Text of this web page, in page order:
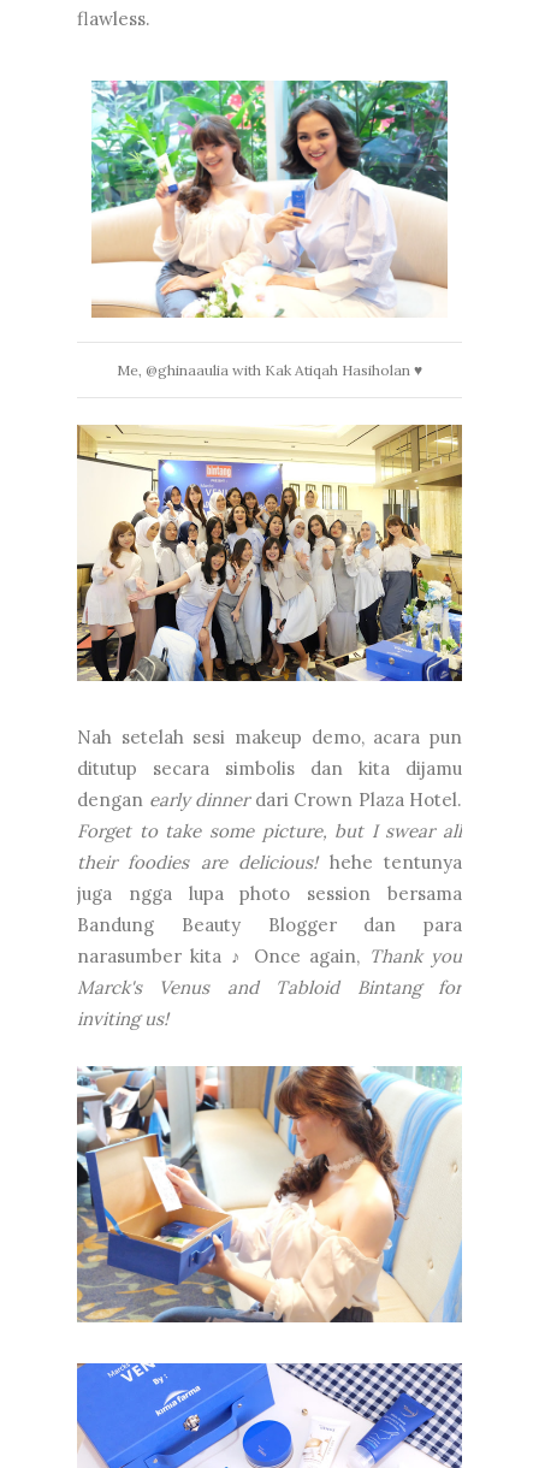
flawless.
Me, @ghinaaulia with Kak Atiqah Hasiholan ♥
Nah setelah sesi makeup demo, acara pun
ditutup secara simbolis dan kita dijamu
dengan early dinner dari Crown Plaza Hotel.
Forget to take some picture, but I swear all
their foodies are delicious!hehe tentunya
juga ngga lupa photo session bersama
Bandung Beauty Blogger dan para
narasumber kita ♪ Once again, Thank you
Marck's Venus and Tabloid Bintang for
inviting us!